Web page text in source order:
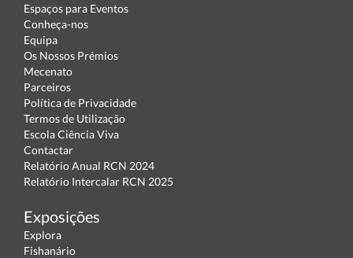
Espaços para Eventos
Conheça-nos
Equipa
Os Nossos Prémios
Mecenato
Parceiros
Política de Privacidade
Termos de Utilização
Escola Ciência Viva
Contactar
Relatório Anual RCN 2024
Relatório Intercalar RCN 2025
Exposições
Explora
Fishanário